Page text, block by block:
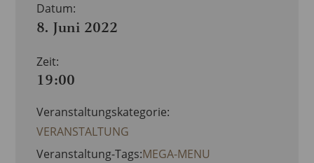
Datum:
8. Juni 2022
Zeit:
19:00
Veranstaltungskategorie:
VERANSTALTUNG
Veranstaltung-Tags:MEGA-MENU